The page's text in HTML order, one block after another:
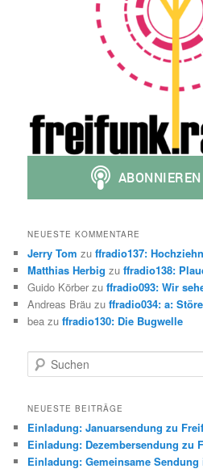
NEUESTE KOMMENTARE
Jerry Tom zuffradio137:
Matthias Herbig zuffradio138:
Guido Körber zuffradio093: Wir
Andreas Bräu zuffradio034: a:
bea zuffradio130: Die Bugwelle
u
h
n
NEUESTE BEITRÄGE
Einladung: Januarsendung zu
Einladung: Dezembersendung zu
Einladung: Gemeinsame